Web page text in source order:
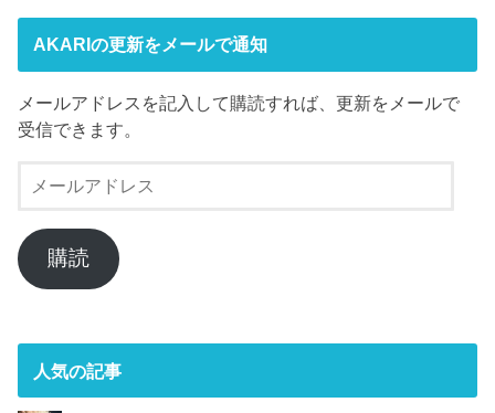
AKARIの更新をメールで通知
メールアドレスを記入して購読すれば、更新をメールで
受信できます。
ー
ル
ア
ド
購読
人気の記事